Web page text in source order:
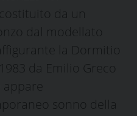
da un
dal modellato
la Dormitio
da Emilio Greco
sonno della